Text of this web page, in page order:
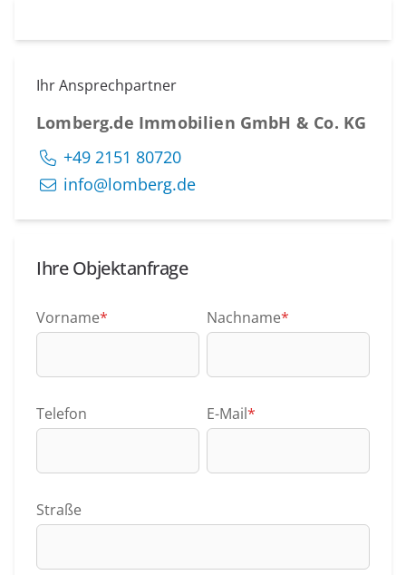
Ihr Ansprechpartner
Lomberg.de Immobilien GmbH & Co. KG
+49 2151 80720
info@lomberg.de
Ihre Objektanfrage
Vorname* Nachname*
Telefon E-Mail*
Straße